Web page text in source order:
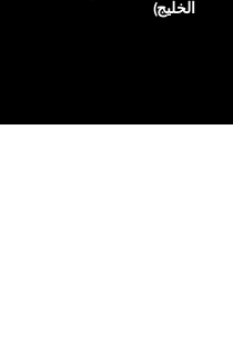
الخليج)